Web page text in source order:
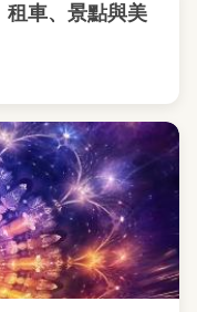
租車、景點與美